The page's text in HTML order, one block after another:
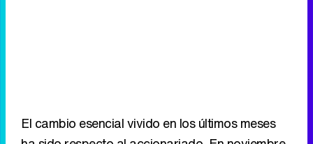
El cambio esencial vivido en los últimos meses